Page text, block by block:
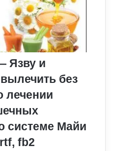
Язву и
без
лечении
системе Майи
fb2